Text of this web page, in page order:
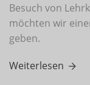
Besuch von
möchten wir
geben.
Weiterlesen